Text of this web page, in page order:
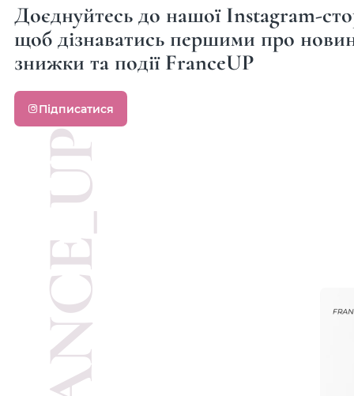
Доєднуйтесь до нашої Instagram-
щоб дізнаватись першими про
знижки та події FranceUP
Підписатися